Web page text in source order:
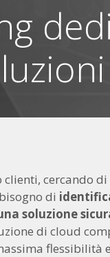
cercando
di
soluzione
di cloud
flessibilità